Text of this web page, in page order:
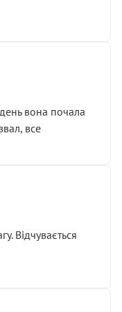
вона почала
все
Відчувається